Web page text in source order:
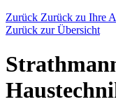
Zurück Zurück zu Ihre
Zurück zur Übersicht